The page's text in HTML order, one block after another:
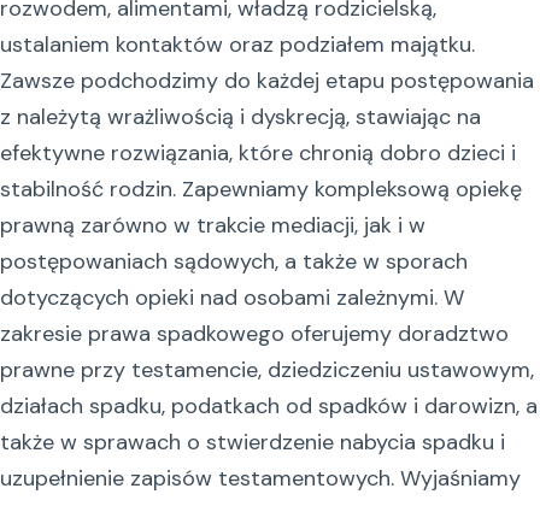
rozwodem, alimentami, władzą rodzicielską,
ustalaniem kontaktów oraz podziałem majątku.
Zawsze podchodzimy do każdej etapu postępowania
z należytą wrażliwością i dyskrecją, stawiając na
efektywne rozwiązania, które chronią dobro dzieci i
stabilność rodzin. Zapewniamy kompleksową opiekę
prawną zarówno w trakcie mediacji, jak i w
postępowaniach sądowych, a także w sporach
dotyczących opieki nad osobami zależnymi. W
zakresie prawa spadkowego oferujemy doradztwo
prawne przy testamencie, dziedziczeniu ustawowym,
działach spadku, podatkach od spadków i darowizn, a
także w sprawach o stwierdzenie nabycia spadku i
uzupełnienie zapisów testamentowych. Wyjaśniamy